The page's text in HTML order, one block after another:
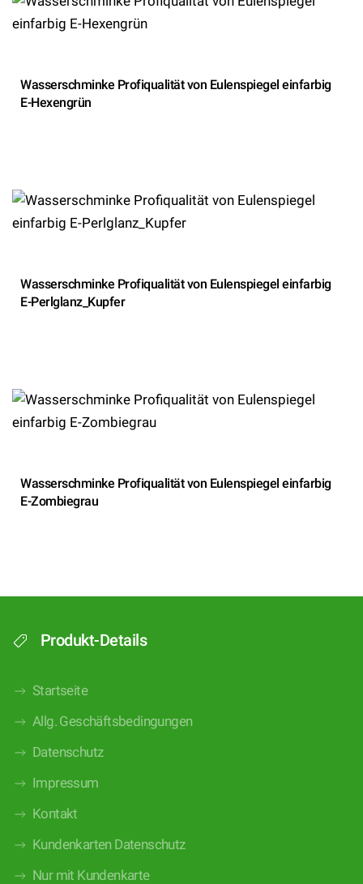
Wasserschminke Profiqualität von Eulenspiegel einfarbig
E-Hexengrün
Wasserschminke Profiqualität von Eulenspiegel einfarbig
E-Perlglanz_Kupfer
Wasserschminke Profiqualität von Eulenspiegel einfarbig
E-Zombiegrau
Produkt-Details
Startseite
Allg. Geschäftsbedingungen
Datenschutz
Impressum
Kontakt
Kundenkarten Datenschutz
Nur mit Kundenkarte